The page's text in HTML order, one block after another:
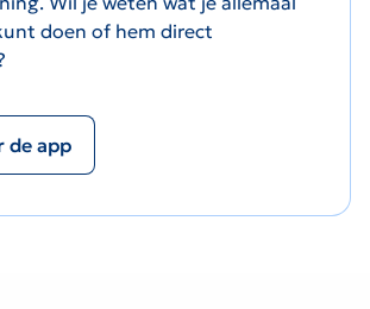
doen of hem direct
de app